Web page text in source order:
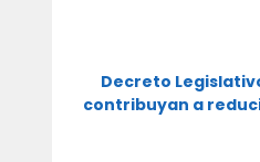
Decreto
contribuyan a